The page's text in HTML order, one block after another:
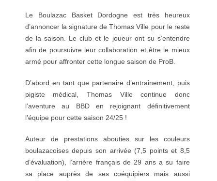
Le Boulazac Basket Dordogne est très heureux
d’annoncer la signature de Thomas Ville pour le reste
de la saison. Le club et le joueur ont su s’entendre
afin de poursuivre leur collaboration et être le mieux
armé pour affronter cette longue saison de ProB.
D’abord en tant que partenaire d’entrainement, puis
pigiste médical, Thomas Ville continue donc
l’aventure au BBD en rejoignant définitivement
l’équipe pour cette saison 24/25 !
Auteur de prestations abouties sur les couleurs
boulazacoises depuis son arrivée (7,5 points et 8,5
d’évaluation), l’arrière français de 29 ans a su faire
sa place auprès de ses coéquipiers mais aussi